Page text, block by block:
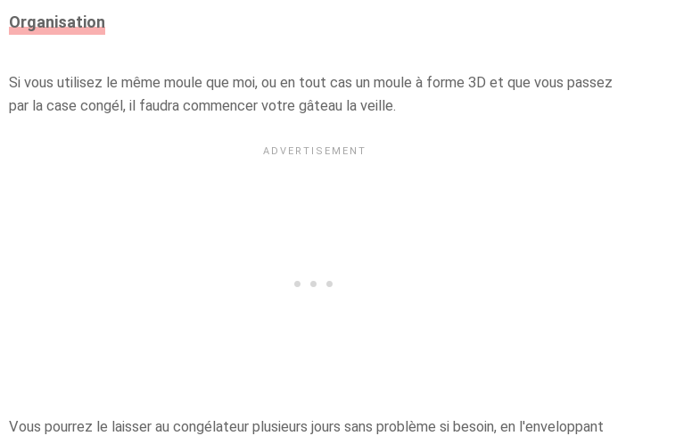
Organisation
Si vous utilisez le même moule que moi, ou en tout cas un moule à forme 3D et que vous passez
par la case congél, il faudra commencer votre gâteau la veille.
Vous pourrez le laisser au congélateur plusieurs jours sans problème si besoin, en l'enveloppant
Les 30 outils indispensables